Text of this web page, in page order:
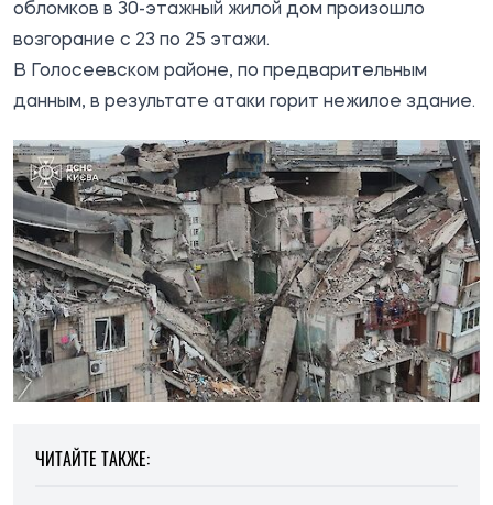
обломков в 30-этажный жилой дом произошло
возгорание с 23 по 25 этажи.
В Голосеевском районе, по предварительным
данным, в результате атаки горит нежилое здание.
ЧИТАЙТЕ ТАКЖЕ: